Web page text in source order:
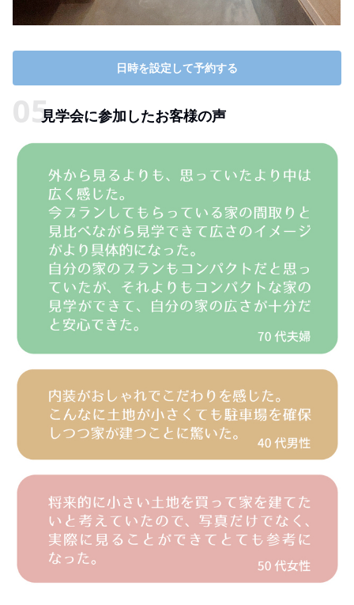
日時を設定して予約する
見学会に参加したお客様の声